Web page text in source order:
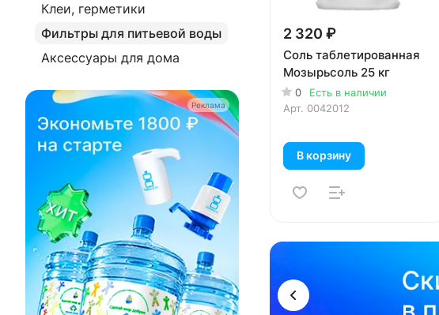
2 320 ₽
Соль таблетированная
Мозырьсоль 25 кг
0
Есть в наличии
Арт. 0042012
В корзину
Клеи, герметики
Фильтры для питьевой воды
Аксессуары для дома
Реклама